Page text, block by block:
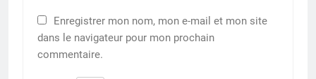
Enregistrer mon nom, mon e-mail et mon site
dans le navigateur pour mon prochain
commentaire.